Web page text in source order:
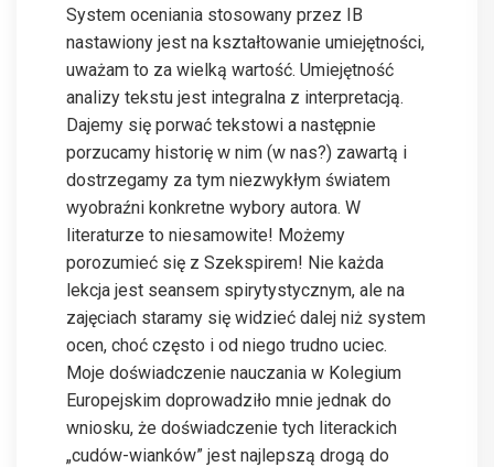
System oceniania stosowany przez IB
nastawiony jest na kształtowanie umiejętności,
uważam to za wielką wartość. Umiejętność
analizy tekstu jest integralna z interpretacją.
Dajemy się porwać tekstowi a następnie
porzucamy historię w nim (w nas?) zawartą i
dostrzegamy za tym niezwykłym światem
wyobraźni konkretne wybory autora. W
literaturze to niesamowite! Możemy
porozumieć się z Szekspirem! Nie każda
lekcja jest seansem spirytystycznym, ale na
zajęciach staramy się widzieć dalej niż system
ocen, choć często i od niego trudno uciec.
Moje doświadczenie nauczania w Kolegium
Europejskim doprowadziło mnie jednak do
wniosku, że doświadczenie tych literackich
„cudów-wianków” jest najlepszą drogą do